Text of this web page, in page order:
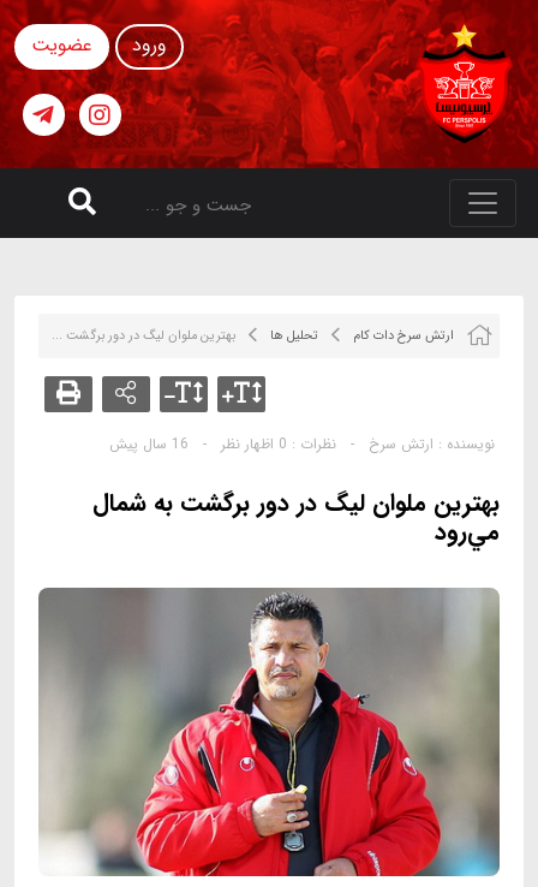
ورود عضویت
ارتش سرخ دات کام تحلیل ها بهترين ملوان ليگ در دور برگشت ...
نویسنده : ارتش سرخ - نظرات : 0 اظهار نظر - 16 سال پیش
بهترين ملوان ليگ در دور برگشت به شمال
مي‌رود